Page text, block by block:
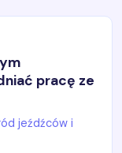
pracę ze
jeźdźców i